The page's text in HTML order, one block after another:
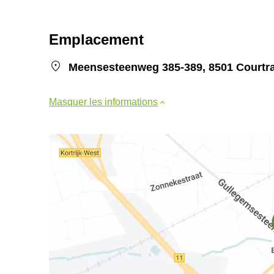
Emplacement
Meensesteenweg 385-389, 8501
Masquer les informations